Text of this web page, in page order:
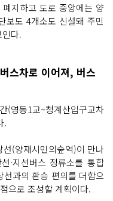
지하고 도로 중앙에는 양
보도 4개소도 신설돼 주민
다.
스차로 이어져, 버스
동1교~청계산입구교차
.
(양재시민의숲역)이 만나
·지선버스 정류소를 통합
과의 환승 편의를 더함으
으로 조성할 계획이다.